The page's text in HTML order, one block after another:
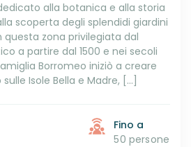
alla botanica e alla storia
scoperta degli splendidi giardini
questa zona privilegiata dal
a partire dal 1500 e nei secoli
Borromeo iniziò a creare
Isole Bella e Madre, […]
Fino a
50 persone